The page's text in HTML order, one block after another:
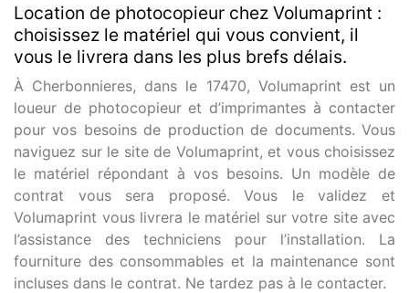
Location de photocopieur chez Volumaprint :
choisissez le matériel qui vous convient, il
vous le livrera dans les plus brefs délais.
À Cherbonnieres, dans le 17470, Volumaprint est un
loueur de photocopieur et d’imprimantes à contacter
pour vos besoins de production de documents. Vous
naviguez sur le site de Volumaprint, et vous choisissez
le matériel répondant à vos besoins. Un modèle de
contrat vous sera proposé. Vous le validez et
Volumaprint vous livrera le matériel sur votre site avec
l’assistance des techniciens pour l’installation. La
fourniture des consommables et la maintenance sont
incluses dans le contrat. Ne tardez pas à le contacter.